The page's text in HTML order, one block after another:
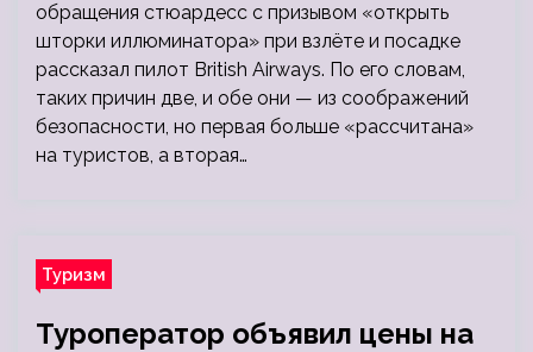
обращения стюардесс с призывом «открыть
шторки иллюминатора» при взлёте и посадке
рассказал пилот British Airways. По его словам,
таких причин две, и обе они — из соображений
безопасности, но первая больше «рассчитана»
на туристов, а вторая…
Туризм
Туроператор объявил цены на